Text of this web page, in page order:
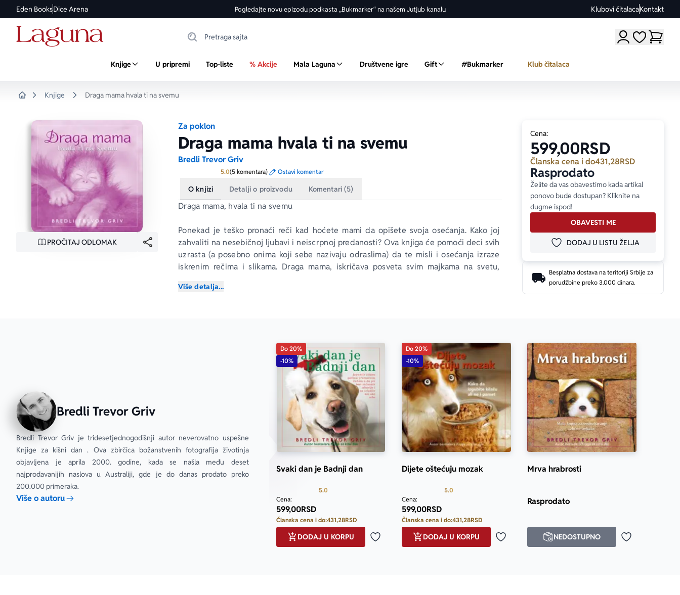
Eden BooksDice Arena Pogledajte novu epizodu podkasta „Bukmarker“ na našem Jutjub kanalu Klubovi čitalacaKontakt
Moji omiljeni
Knjige U pripremi Top-liste % Akcije Mala Laguna Društvene igre Gift #Bukmarker Klub čitalaca
Knjige Draga mama hvala ti na svemu
PROČITAJ ODLOMAK
Za poklon
Draga mama hvala ti na svemu
Bredli Trevor Griv
5.0Prosecna ocena je 5.0 od 5
(5 komentara) Ostavi komentar
O knjizi Detalji o proizvodu Komentari (5)
Draga mama, hvala ti na svemu
Ponekad je teško pronaći reči kad hoćete mami da opišete svoja osećanja. Kako joj
zahvaliti na nesebičnoj ljubavi i neiscrpnoj predanosti? Ova knjiga će pomoći deci svih
uzrasta (a posebno onima koji sebe nazivaju odraslima) da te misli i osećanja izraze
iskrenim rečima i slikama. Draga mama, iskričava posveta svim majkama na svetu,
zahvalnošću. Pokažimo mamama koliko cenimo njihov trud i koliko ih zaista volimo.
Više detalja...
Cena:
599,00RSD
Članska cena i do431,28RSD
Rasprodato
Želite da vas obavestimo kada artikal
ponovo bude dostupan? Kliknite na
dugme ispod!
OBAVESTI ME
DODAJ U OMILJENE
DODAJ U LISTU ŽELJA
Besplatna dostava na teritoriji Srbije za
porudžbine preko 3.000 dinara.
Bredli Trevor Griv
Bredli Trevor Griv je tridesetjednogodišnji autor neverovatno uspešne
Knjige za kišni dan . Ova zbirčica božanstvenih fotografija životinja
objavljena je aprila 2000. godine, kada se našla među deset
najprodavanijih naslova u Australiji, gde je do danas prodato preko
200.000 primeraka.
Više o autoru
Do 20%
-10%
Svaki dan je Badnji dan
5.0
Cena:
599,00RSD
Članska cena i do:431,28RSD
Dodaj u omiljene
DODAJ U KORPU
Do 20%
-10%
Dijete oštećuju mozak
5.0
Cena:
599,00RSD
Članska cena i do:431,28RSD
Dodaj u omiljene
DODAJ U KORPU
Mrva hrabrosti
Rasprodato
Dodaj u
NEDOSTUPNO